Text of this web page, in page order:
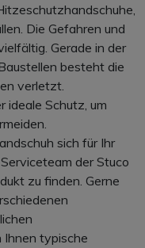
Die Gefahren und
Gerade in der
besteht die
verletzt.
ideale Schutz, um
sich für Ihr
der Stuco
zu finden. Gerne
Ihnen typische